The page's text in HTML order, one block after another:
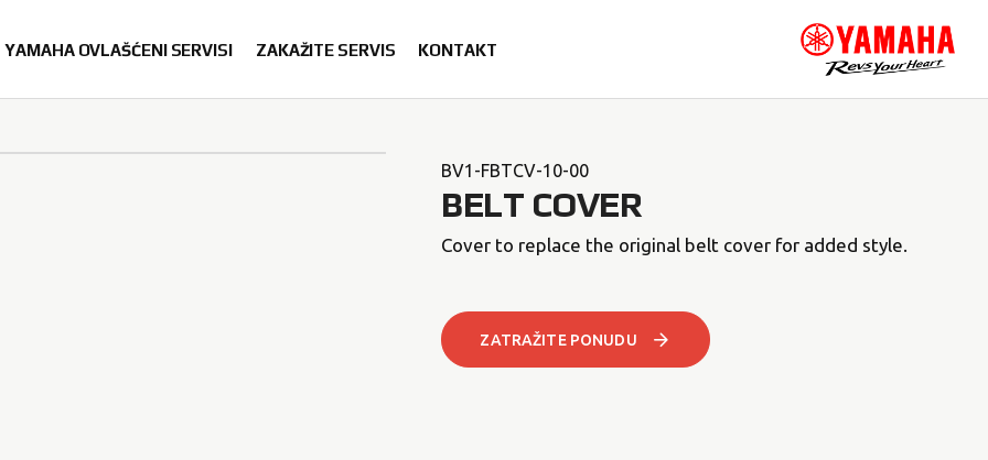
YAMAHA OVLAŠĆENI SERVISI ZAKAŽITE SERVIS KONTAKT
BV1-FBTCV-10-00
BELT COVER
Cover to replace the original belt cover for added style.
ZATRAŽITE PONUDU